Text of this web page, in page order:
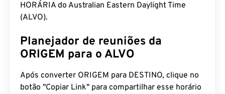
HORÁRIA do Australian Eastern Daylight Time
(ALVO).
Planejador de reuniões da
ORIGEM para o ALVO
Após converter ORIGEM para DESTINO, clique no
botão "Copiar Link" para compartilhar esse horário